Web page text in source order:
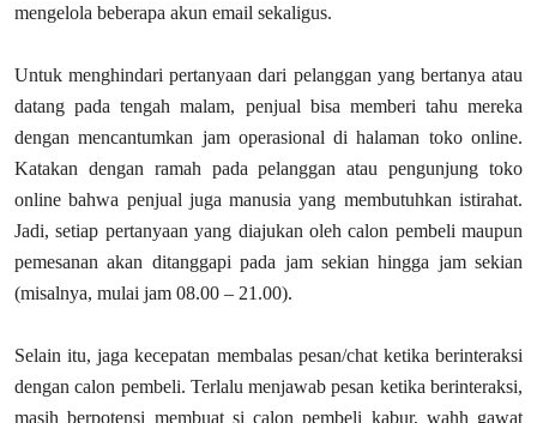
mengelola beberapa akun email sekaligus.
Untuk menghindari pertanyaan dari pelanggan yang bertanya atau
datang pada tengah malam, penjual bisa memberi tahu mereka
dengan mencantumkan jam operasional di halaman toko online.
Katakan dengan ramah pada pelanggan atau pengunjung toko
online bahwa penjual juga manusia yang membutuhkan istirahat.
Jadi, setiap pertanyaan yang diajukan oleh calon pembeli maupun
pemesanan akan ditanggapi pada jam sekian hingga jam sekian
(misalnya, mulai jam 08.00 – 21.00).
Selain itu, jaga kecepatan membalas pesan/chat ketika berinteraksi
dengan calon pembeli. Terlalu menjawab pesan ketika berinteraksi,
masih berpotensi membuat si calon pembeli kabur, wahh gawat